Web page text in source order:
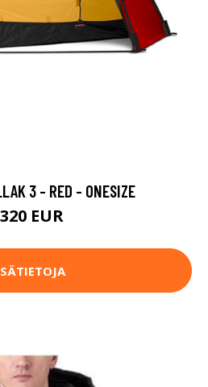
3 - RED - ONESIZE
EUR